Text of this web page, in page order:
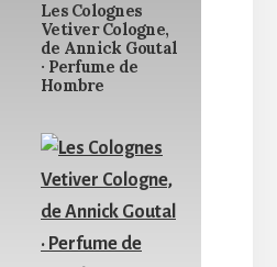
Les Colognes
Vetiver Cologne,
de Annick Goutal
· Perfume de
Hombre